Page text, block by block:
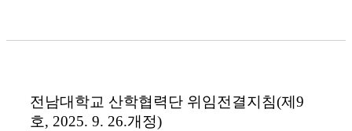
전남대학교 산학협력단 위임전결지침(제9
호, 2025. 9. 26.개정)